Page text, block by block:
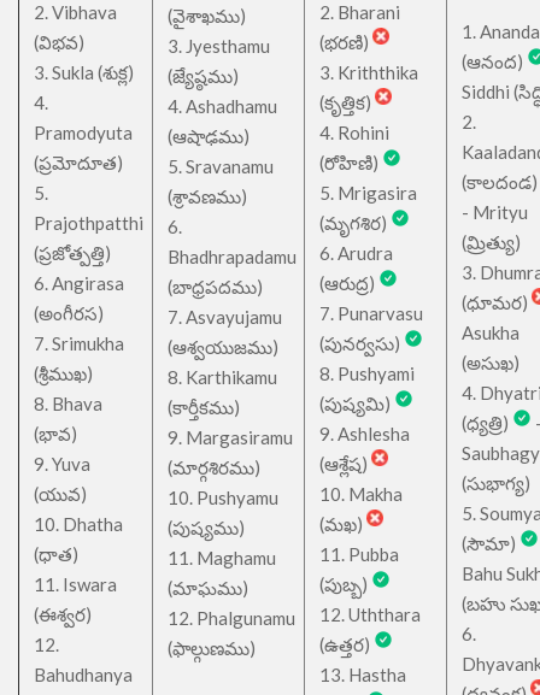
2. Vibhava
(విభవ)
3. Sukla (శుక్ల)
4.
Pramodyuta
(ప్రమోదూత)
5.
Prajothpatthi
(ప్రజోత్పత్తి)
6. Angirasa
(అంగీరస)
7. Srimukha
(శ్రీముఖ)
8. Bhava
(భావ)
9. Yuva
(యువ)
10. Dhatha
(ధాత)
11. Iswara
(ఈశ్వర)
12.
Bahudhanya
(వైశాఖము)
3. Jyesthamu
(జ్యేష్ఠము)
4. Ashadhamu
(ఆషాఢము)
5. Sravanamu
(శ్రావణము)
6.
Bhadhrapadamu
(బాధ్రపదము)
7. Asvayujamu
(ఆశ్వయుజము)
8. Karthikamu
(కార్తీకము)
9. Margasiramu
(మార్గశిరము)
10. Pushyamu
(పుష్యము)
11. Maghamu
(మాఘము)
12. Phalgunamu
(ఫాల్గుణము)
2. Bharani
(భరణి)
3. Kriththika
(కృత్తిక)
4. Rohini
(రోహిణి)
5. Mrigasira
(మృగశిర)
6. Arudra
(ఆరుద్ర)
7. Punarvasu
(పునర్వసు)
8. Pushyami
(పుష్యమి)
9. Ashlesha
(ఆశ్లేష)
10. Makha
(మఖ)
11. Pubba
(పుబ్బ)
12. Uththara
(ఉత్తర)
13. Hastha
1. Ananda
(ఆనంద)
Siddhi
2.
(కాలదండ)
- Mrityu
(మ్రిత్యు)
3.
(ధూమర)
Asukha
(అసుఖ)
4.
(ధ్యత్రి)
(సుభాగ్య)
5.
(సౌమా)
Bahu
(బహు
6.